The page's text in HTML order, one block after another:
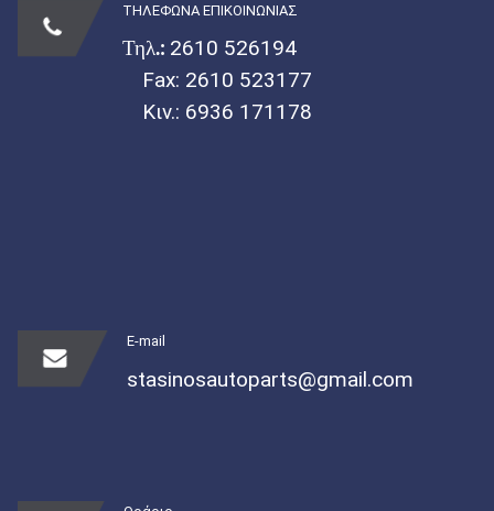
ΤΗΛΕΦΩΝΑ ΕΠΙΚΟΙΝΩΝΙΑΣ
Τηλ.: 2610 526194
Fax: 2610 523177
Κιν.: 6936 171178
E-mail
stasinosautoparts@gmail.com